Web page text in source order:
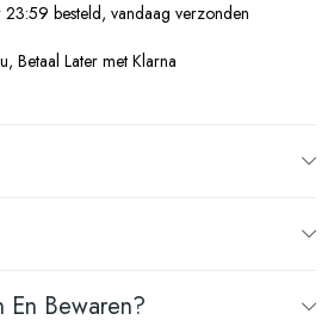
besteld, vandaag verzonden
Betaal Later met Klarna
En Bewaren?